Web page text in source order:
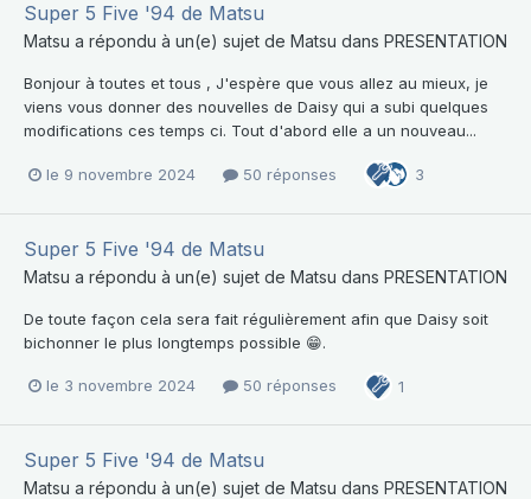
Super 5 Five '94 de Matsu
Matsu a répondu à un(e) sujet de Matsu dans PRESENTATION
Bonjour à toutes et tous , J'espère que vous allez au mieux, je
viens vous donner des nouvelles de Daisy qui a subi quelques
modifications ces temps ci. Tout d'abord elle a un nouveau...
le 9 novembre 2024 50 réponses 3
Super 5 Five '94 de Matsu
Matsu a répondu à un(e) sujet de Matsu dans PRESENTATION
De toute façon cela sera fait régulièrement afin que Daisy soit
bichonner le plus longtemps possible 😁.
le 3 novembre 2024 50 réponses 1
Super 5 Five '94 de Matsu
Matsu a répondu à un(e) sujet de Matsu dans PRESENTATION